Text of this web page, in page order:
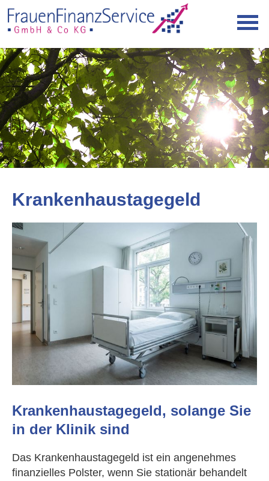
Krankenhaustagegeld
Krankenhaustagegeld, solange Sie
in der Klinik sind
Das Krankenhaustagegeld ist ein angenehmes
finanzielles Polster, wenn Sie stationär behandelt